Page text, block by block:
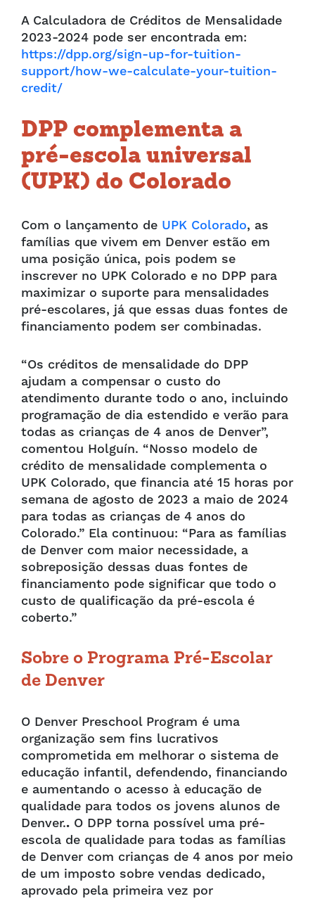
A Calculadora de Créditos de Mensalidade
2023-2024 pode ser encontrada em:
https://dpp.org/sign-up-for-tuition-
support/how-we-calculate-your-tuition-
credit/
DPP complementa a
pré-escola universal
(UPK) do Colorado
Com o lançamento de UPK Colorado, as
famílias que vivem em Denver estão em
uma posição única, pois podem se
inscrever no UPK Colorado e no DPP para
maximizar o suporte para mensalidades
pré-escolares, já que essas duas fontes de
financiamento podem ser combinadas.
“Os créditos de mensalidade do DPP
ajudam a compensar o custo do
atendimento durante todo o ano, incluindo
programação de dia estendido e verão para
todas as crianças de 4 anos de Denver”,
comentou Holguín. “Nosso modelo de
crédito de mensalidade complementa o
UPK Colorado, que financia até 15 horas por
semana de agosto de 2023 a maio de 2024
para todas as crianças de 4 anos do
Colorado.” Ela continuou: “Para as famílias
de Denver com maior necessidade, a
sobreposição dessas duas fontes de
financiamento pode significar que todo o
custo de qualificação da pré-escola é
coberto.”
Sobre o Programa Pré-Escolar
de Denver
O Denver Preschool Program é uma
organização sem fins lucrativos
comprometida em melhorar o sistema de
educação infantil, defendendo, financiando
e aumentando o acesso à educação de
qualidade para todos os jovens alunos de
Denver.. O DPP torna possível uma pré-
escola de qualidade para todas as famílias
de Denver com crianças de 4 anos por meio
de um imposto sobre vendas dedicado,
aprovado pela primeira vez por